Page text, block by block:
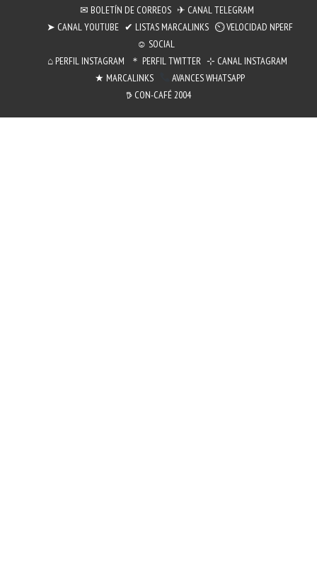
✉︎ BOLETÍN DE CORREOS ✈ CANAL TELEGRAM
➤ CANAL YOUTUBE ✔ LISTAS MARCALINKS ⏲︎ VELOCIDAD NPERF
☺ SOCIAL
⌂ PERFIL INSTAGRAM
＊ PERFIL TWITTER ⊹ CANAL INSTAGRAM
★ MARCALINKS
AVANCES WHATSAPP
𖠚 CON-CAFÉ 2004